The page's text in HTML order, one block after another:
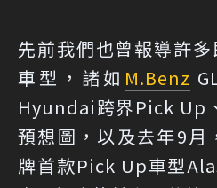
先前我們也曾報導許
車型，諸如 M.Benz
Hyundai跨界Pick Up
預想圖，以及去年9月
牌首款Pick Up車型